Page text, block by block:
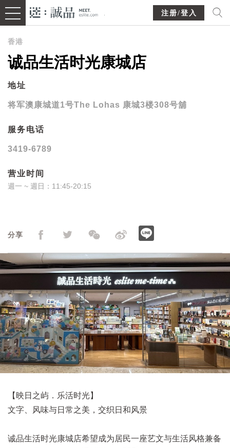
注册/登入
香港
诚品生活时光康城店
分享
地址
将军澳康城道1号The Lohas 康城3楼308号舖
服务电话
3419-6789
营业时间
週一 ~ 週日：11:45-20:15
【映日之屿．乐活时光】
文字、风味与日常之美，交织日和风景
诚品生活时光康城店希望成为居民一座艺文与生活风格兼备